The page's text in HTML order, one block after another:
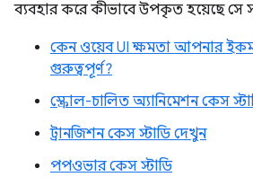
ব্যবহার করে কীভাবে উপকৃত হয়েছে সে
কেন ওয়েব UI ক্ষমতা আপনার
গুরুত্বপূর্ণ?
স্ক্রোল-চালিত অ্যানিমেশন কেস
ট্রানজিশন কেস স্টাডি দেখুন
পপওভার কেস স্টাডি